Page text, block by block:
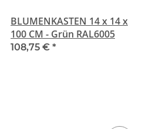
BLUMENKASTEN 14 x 14 x
100 CM - Grün RAL6005
108,75 € *